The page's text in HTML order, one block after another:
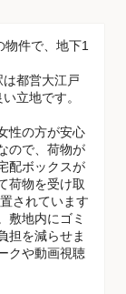
物件で、地下1
都営大江戸
立地です。
性の方が安心
ので、荷物が
配ボックスが
荷物を受け取
されています
敷地内にゴミ
担を減らせま
クや動画視聴